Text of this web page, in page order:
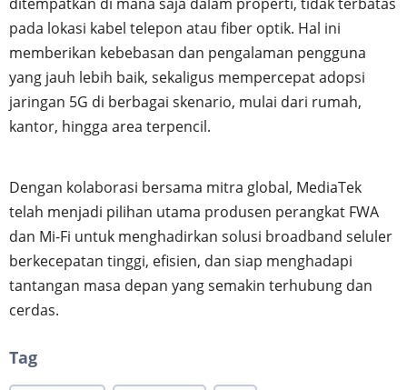
pada lokasi kabel telepon atau fiber optik. Hal ini
memberikan kebebasan dan pengalaman pengguna
yang jauh lebih baik, sekaligus mempercepat adopsi
jaringan 5G di berbagai skenario, mulai dari rumah,
kantor, hingga area terpencil.
Dengan kolaborasi bersama mitra global, MediaTek
telah menjadi pilihan utama produsen perangkat FWA
dan Mi-Fi untuk menghadirkan solusi broadband seluler
berkecepatan tinggi, efisien, dan siap menghadapi
tantangan masa depan yang semakin terhubung dan
cerdas.
Tag